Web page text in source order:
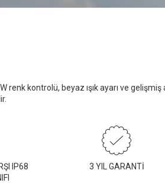
kontrolü, beyaz ışık ayarı ve
IP68
3 YIL GARANTİ